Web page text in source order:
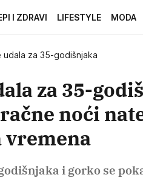
I ZDRAVI LIFESTYLE MODA
udala za 35-godišnjaka
za 35-
noći
vremena
i gorko se